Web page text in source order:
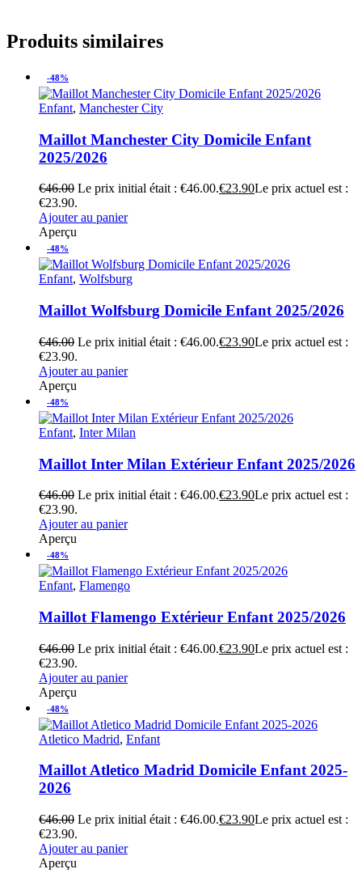
Produits similaires
-48%
Enfant, Manchester City
Maillot Manchester City Domicile Enfant
2025/2026
€46.00 Le prix initial était : €46.00.€23.90Le prix actuel est :
€23.90.
Ajouter au panier
Aperçu
-48%
Enfant, Wolfsburg
Maillot Wolfsburg Domicile Enfant 2025/2026
€46.00 Le prix initial était : €46.00.€23.90Le prix actuel est :
€23.90.
Ajouter au panier
Aperçu
-48%
Enfant, Inter Milan
Maillot Inter Milan Extérieur Enfant 2025/2026
€46.00 Le prix initial était : €46.00.€23.90Le prix actuel est :
€23.90.
Ajouter au panier
Aperçu
-48%
Enfant, Flamengo
Maillot Flamengo Extérieur Enfant 2025/2026
€46.00 Le prix initial était : €46.00.€23.90Le prix actuel est :
€23.90.
Ajouter au panier
Aperçu
-48%
Atletico Madrid, Enfant
Maillot Atletico Madrid Domicile Enfant 2025-
2026
€46.00 Le prix initial était : €46.00.€23.90Le prix actuel est :
€23.90.
Ajouter au panier
Aperçu